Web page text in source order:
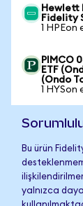
Hewlett
Fidelity
1 HPEon
PIMCO
ETF
(Ondo
1 HYSon
Bu ürün
yalnızca